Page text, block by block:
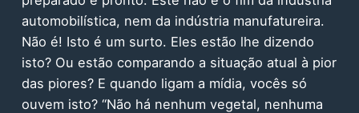
automobilística, nem da indústria manufatureira.
Não é! Isto é um surto. Eles estão lhe dizendo
isto? Ou estão comparando a situação atual à pior
das piores? E quando ligam a mídia, vocês só
ouvem isto? “Não há nenhum vegetal, nenhuma